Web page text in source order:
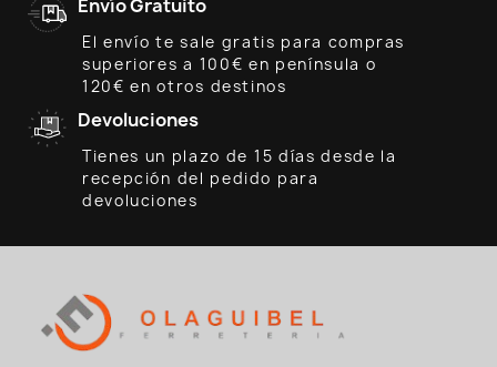
Envío Gratuito
El envío te sale gratis para compras
superiores a 100€ en península o
120€ en otros destinos
Devoluciones
Tienes un plazo de 15 días desde la
recepción del pedido para
devoluciones